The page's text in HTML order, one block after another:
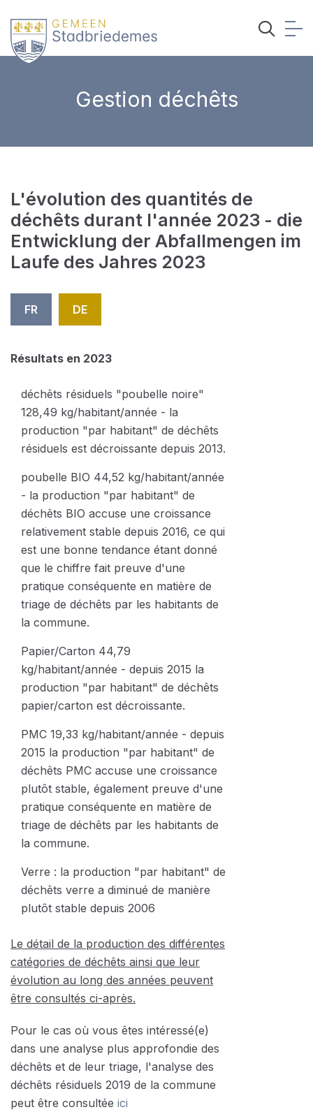
Gestion déchêts
L'évolution des quantités de
déchêts durant l'année 2023 - die
Entwicklung der Abfallmengen im
Laufe des Jahres 2023
FR DE
Résultats en 2023
déchêts résiduels "poubelle noire"
128,49 kg/habitant/année - la
production "par habitant" de déchêts
résiduels est décroissante depuis 2013.
poubelle BIO 44,52 kg/habitant/année
- la production "par habitant" de
déchêts BIO accuse une croissance
relativement stable depuis 2016, ce qui
est une bonne tendance étant donné
que le chiffre fait preuve d'une
pratique conséquente en matière de
triage de déchêts par les habitants de
la commune.
Papier/Carton 44,79
kg/habitant/année - depuis 2015 la
production "par habitant" de déchêts
papier/carton est décroissante.
PMC 19,33 kg/habitant/année - depuis
2015 la production "par habitant" de
déchêts PMC accuse une croissance
plutôt stable, également preuve d'une
pratique conséquente en matière de
triage de déchêts par les habitants de
la commune.
Verre : la production "par habitant" de
déchêts verre a diminué de manière
plutôt stable depuis 2006
Le détail de la production des différentes
catégories de déchêts ainsi que leur
évolution au long des années peuvent
être consultés ci-après.
Pour le cas où vous êtes intéressé(e)
dans une analyse plus approfondie des
déchêts et de leur triage, l'analyse des
déchêts résiduels 2019 de la commune
peut être consultée ici